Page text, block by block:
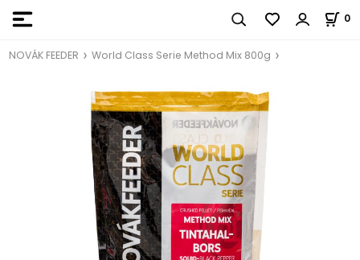
0
NOVÁK FEEDER World Class Serie Method Mix 800g